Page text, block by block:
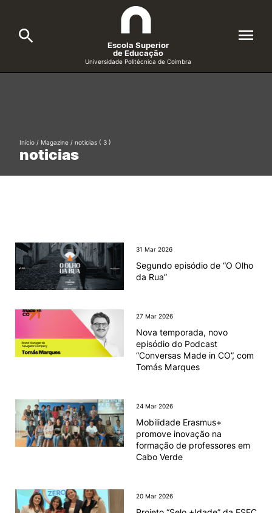
Candidatos
Alunos
Elogio / Sugestão / Reclamação Contactos
©2026 Instituto Politécnico de Coimbra. Todos os direitos reservados.
Escola Superior
de Educação
Universidade Politécnica de Coimbra
Formative Offer
noticias
Início / Magazine / noticias ( 3 )
31 Mar 2026
Segundo episódio de “O Olho
da Rua”
27 Mar 2026
Nova temporada, novo
episódio do Podcast
“Conversas Made in CO”, com
Tomás Marques
24 Mar 2026
Mobilidade Erasmus+
promove inovação na
formação de professores em
Cabo Verde
20 Mar 2026